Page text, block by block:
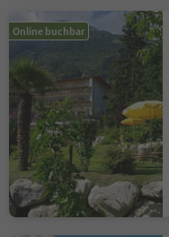
Online buchbar